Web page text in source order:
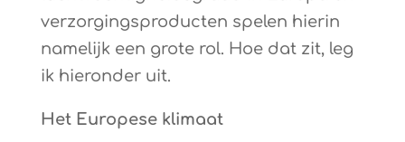
verzorgingsproducten spelen hierin
namelijk een grote rol. Hoe dat zit, leg
ik hieronder uit.
Het Europese klimaat